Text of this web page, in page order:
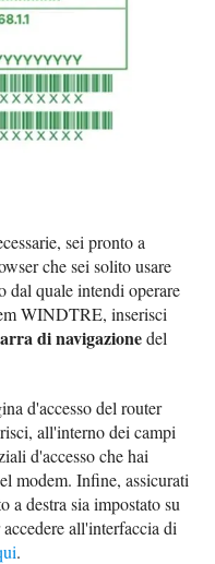
sei pronto a
che sei solito usare
dal quale intendi operare
WINDTRE, inserisci
di navigazionedel
d'accesso del router
all'interno dei campi
d'accesso che hai
modem. Infine, assicurati
a destra sia impostato su
accedere all'interfaccia di
.